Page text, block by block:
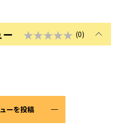
ー ★★★★★ (0)
ーを投稿